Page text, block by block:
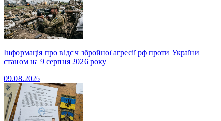
Інформація про відсіч збройної агресії рф проти України
станом на 9 серпня 2026 року
09.08.2026